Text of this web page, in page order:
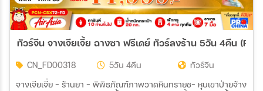
ทัวร์จีน จางเจียเจี้ย ฉางซา ฟรีเดย์ ทัวร์ลงร้าน 5วัน 4คืน (FD)
CN_FD00318 5วัน 4คืน
ทัวร์จีน
จางเจียเจี้ย – ร้านยา - พิพิธภัณฑ์ภาพวาดหินทรายช- หุบเขาป่ายจ้าง